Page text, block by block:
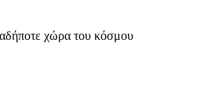
χώρα του κόσμου